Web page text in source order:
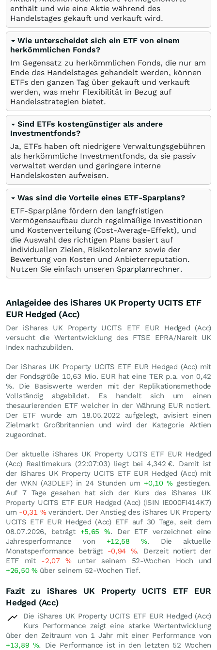
enthält und wie eine Aktie während des
Handelstages gekauft und verkauft wird.
Wie unterscheidet sich ein ETF von einem
herkömmlichen Fonds?
Im Gegensatz zu herkömmlichen Fonds, die nur am
Ende des Handelstages gehandelt werden, können
ETFs den ganzen Tag über gekauft und verkauft
werden, was mehr Flexibilität in Bezug auf
Handelsstrategien bietet.
Sind ETFs kostengünstiger als andere
Investmentfonds?
Ja, ETFs haben oft niedrigere Verwaltungsgebühren
als herkömmliche Investmentfonds, da sie passiv
verwaltet werden und geringere interne
Handelskosten aufweisen.
Was sind die Vorteile eines ETF-Sparplans?
ETF-Sparpläne fördern den langfristigen
Vermögensaufbau durch regelmäßige Investitionen
und Kostenverteilung (Cost-Average-Effekt), und
die Auswahl des richtigen Plans basiert auf
individuellen Zielen, Risikotoleranz sowie der
Bewertung von Kosten und Anbieterreputation.
Nutzen Sie einfach unseren Sparplanrechner.
Anlageidee des iShares UK Property UCITS ETF
EUR Hedged (Acc)
Der iShares UK Property UCITS ETF EUR Hedged (Acc)
versucht die Wertentwicklung des FTSE EPRA/Nareit UK
Index nachzubilden.
Der iShares UK Property UCITS ETF EUR Hedged (Acc) mit
der Fondsgröße 10,63 Mio. EUR hat eine TER p.a. von 0,42
%. Die Basiswerte werden mit der Replikationsmethode
Vollständig abgebildet. Es handelt sich um einen
thesaurierenden ETF welcher in der Währung EUR notiert.
Der ETF wurde am 18.05.2022 aufgelegt, avisiert einen
Zielmarkt Großbritannien und wird der Kategorie Aktien
zugeordnet.
Der aktuelle iShares UK Property UCITS ETF EUR Hedged
(Acc) Realtimekurs (22:07:03) liegt bei 4,342 €. Damit ist
der iShares UK Property UCITS ETF EUR Hedged (Acc) mit
der WKN (A3DLEF) in 24 Stunden um +0,10 %gestiegen.
Auf 7 Tage gesehen hat sich der Kurs des iShares UK
Property UCITS ETF EUR Hedged (Acc) (ISIN IE000FI414K7)
um -0,31 %verändert. Der Anstieg des iShares UK Property
UCITS ETF EUR Hedged (Acc) ETF auf 30 Tage, seit dem
08.07.2026, beträgt +5,65%. Der ETF verzeichnet eine
Jahresperformance von +12,58%. Die aktuelle
Monatsperformance beträgt -0,94 %. Derzeit notiert der
ETF mit -2,07% unter seinem 52-Wochen Hoch und
+26,50 %über seinem 52-Wochen Tief.
Fazit zu iShares UK Property UCITS ETF EUR
Hedged (Acc)
Die iShares UK Property UCITS ETF EUR Hedged (Acc)
Kurs Performance zeigt eine starke Wertentwicklung
über den Zeitraum von 1 Jahr mit einer Performance von
+13,89 %. Die Performance ist in den letzten 52 Wochen